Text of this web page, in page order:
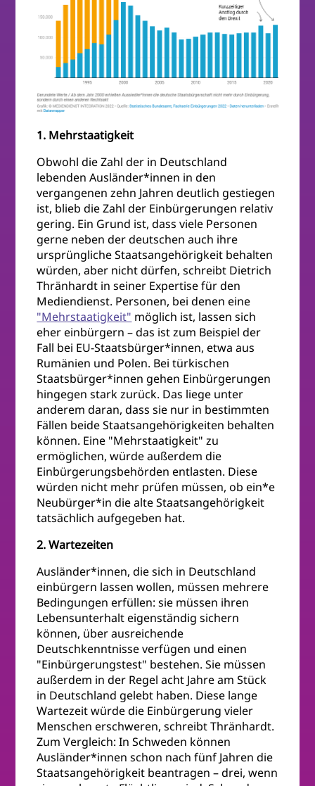
1. Mehrstaatigkeit
Obwohl die Zahl der in Deutschland
lebenden Ausländer*innen in den
vergangenen zehn Jahren deutlich gestiegen
ist, blieb die Zahl der Einbürgerungen relativ
gering. Ein Grund ist, dass viele Personen
gerne neben der deutschen auch ihre
ursprüngliche Staatsangehörigkeit behalten
würden, aber nicht dürfen, schreibt Dietrich
Thränhardt in seiner Expertise für den
Mediendienst. Personen, bei denen eine
"Mehrstaatigkeit" möglich ist, lassen sich
eher einbürgern – das ist zum Beispiel der
Fall bei EU-Staatsbürger*innen, etwa aus
Rumänien und Polen. Bei türkischen
Staatsbürger*innen gehen Einbürgerungen
hingegen stark zurück. Das liege unter
anderem daran, dass sie nur in bestimmten
Fällen beide Staatsangehörigkeiten behalten
können. Eine "Mehrstaatigkeit" zu
ermöglichen, würde außerdem die
Einbürgerungsbehörden entlasten. Diese
würden nicht mehr prüfen müssen, ob ein*e
Neubürger*in die alte Staatsangehörigkeit
tatsächlich aufgegeben hat.
2. Wartezeiten
Ausländer*innen, die sich in Deutschland
einbürgern lassen wollen, müssen mehrere
Bedingungen erfüllen: sie müssen ihren
Lebensunterhalt eigenständig sichern
können, über ausreichende
Deutschkenntnisse verfügen und einen
"Einbürgerungstest" bestehen. Sie müssen
außerdem in der Regel acht Jahre am Stück
in Deutschland gelebt haben. Diese lange
Wartezeit würde die Einbürgerung vieler
Menschen erschweren, schreibt Thränhardt.
Zum Vergleich: In Schweden können
Ausländer*innen schon nach fünf Jahren die
Staatsangehörigkeit beantragen – drei, wenn